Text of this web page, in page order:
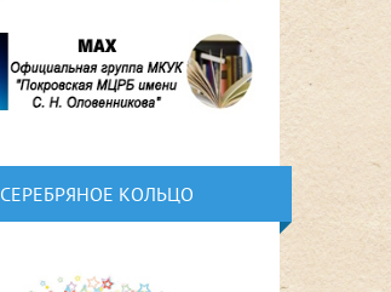
СЕРЕБРЯНОЕ КОЛЬЦО